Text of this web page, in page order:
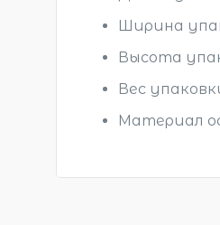
Ширина
Высота
Вес
Материал